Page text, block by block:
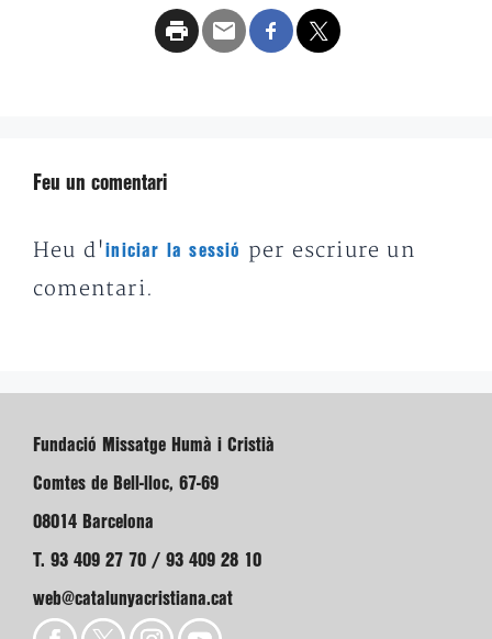
Feu un comentari
Heu d'iniciar la sessió
per escriure un
comentari.
Fundació Missatge Humà i Cristià
Comtes de Bell-lloc, 67-69
08014 Barcelona
T. 93 409 27 70 / 93 409 28 10
web@catalunyacristiana.cat